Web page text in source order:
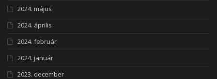
2024. május
2024. április
2024. február
2024. január
2023. december